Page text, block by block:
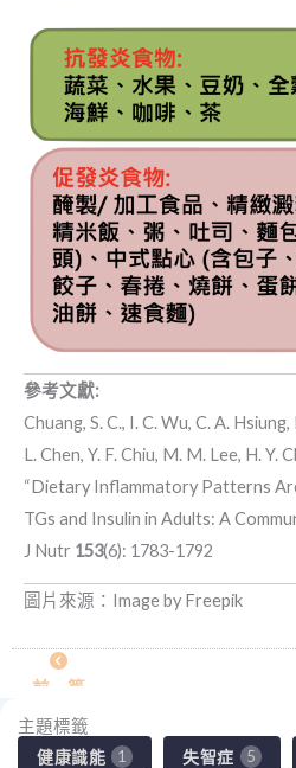
參考文獻:
Chuang, S. C., I. C. Wu, C. A.
L. Chen, Y. F. Chiu, M. M. Lee, H. Y.
“Dietary Inflammatory Patterns
TGs and Insulin in Adults: A
J Nutr 153(6): 1783-1792
圖片來源：Image by Freepik
前一篇
主題標籤
健康識能
1 失智症 5